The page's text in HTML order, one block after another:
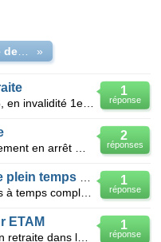
»
1
réponse
2
réponses
1
réponse
1
réponse
ETAM